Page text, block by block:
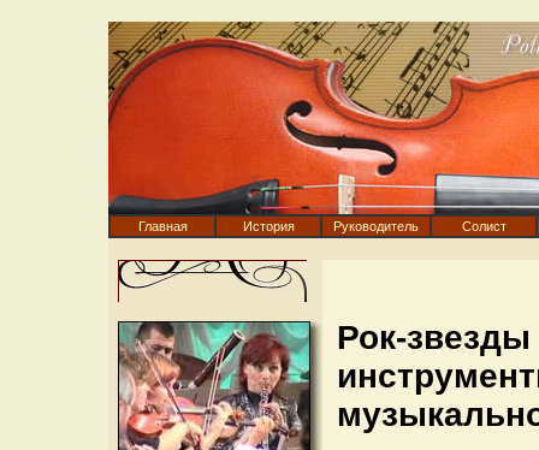
Главная История Руководитель Солист
Рок-